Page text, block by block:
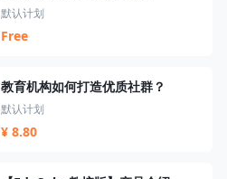
默认计划
Free
教育机构如何打造优质社群？
默认计划
¥ 8.80